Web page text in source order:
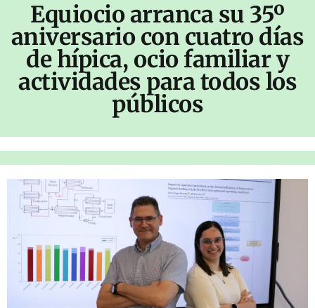
Equiocio arranca su 35º
aniversario con cuatro días
de hípica, ocio familiar y
actividades para todos los
públicos